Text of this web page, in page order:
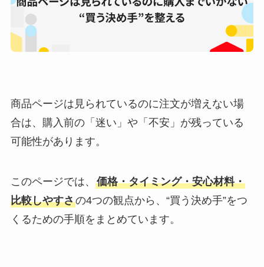
商品ページは見られているのに注文が増えない場
合は、購入前の「迷い」や「不安」が残っている
可能性があります。
このページでは、 価格・タイミング・安心材料・
比較しやすさの4つの観点から、“買う決め手”をつ
くるための手順をまとめています。